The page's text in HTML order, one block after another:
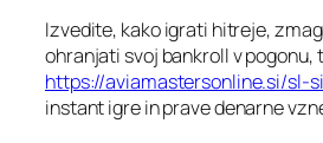
Izvedite, kako igrati hitreje,
ohranjati svoj bankroll v pogonu,
https://aviamastersonline.si/sl-
instant igre in prave denarne